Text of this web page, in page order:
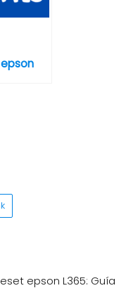
epson L365: Guía